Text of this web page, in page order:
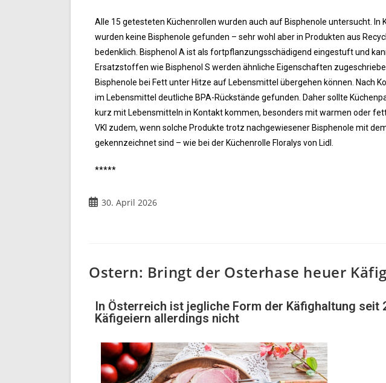
Alle 15 getesteten Küchenrollen wurden auch auf Bisphenole untersucht.
wurden keine Bisphenole gefunden – sehr wohl aber in Produkten aus
bedenklich. Bisphenol A ist als fortpflanzungsschädigend eingestuft und
Ersatzstoffen wie Bisphenol S werden ähnliche Eigenschaften
Bisphenole bei Fett unter Hitze auf Lebensmittel übergehen können. Nach
im Lebensmittel deutliche BPA-Rückstände gefunden. Daher sollte
kurz mit Lebensmitteln in Kontakt kommen, besonders mit warmen oder
VKI zudem, wenn solche Produkte trotz nachgewiesener Bisphenole mit
gekennzeichnet sind – wie bei der Küchenrolle Floralys von Lidl.
*****
30. April 2026
Ostern: Bringt der Osterhase heuer
In Österreich ist jegliche Form der Käfighaltung seit
Käfigeiern allerdings nicht